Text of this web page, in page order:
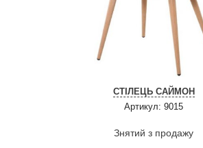
СТІЛЕЦЬ САЙМОН
Артикул: 9015
Знятий з продажу